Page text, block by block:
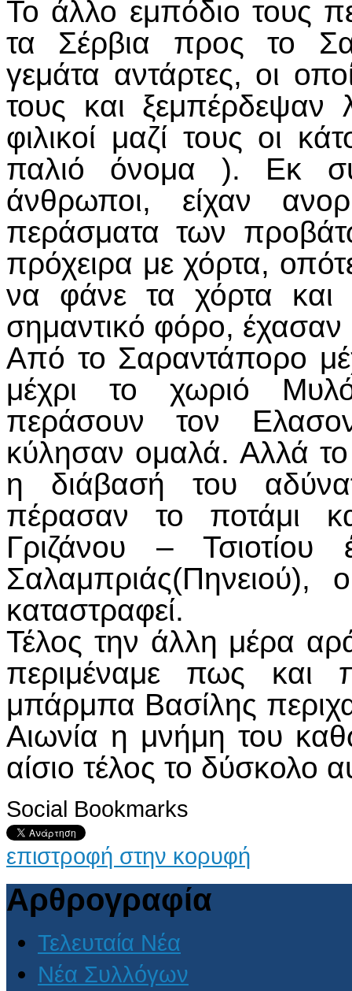
Το άλλο εμπόδιο τους
τα Σέρβια προς το
γεμάτα αντάρτες, οι
τους και
φιλικοί μαζί τους οι
παλιό όνομα ). Εκ
άνθρωποι, είχαν
περάσματα των
πρόχειρα με χόρτα,
να φάνε τα χόρτα και
σημαντικό φόρο,
Από το Σαραντάπορο
μέχρι το χωριό
περάσουν τον
κύλησαν ομαλά. Αλλά το
η διάβασή του
πέρασαν το ποτάμι
Γριζάνου –
Σαλαμπριάς(Πηνειού),
καταστραφεί.
Τέλος την άλλη μέρα
περιμέναμε πως και
μπάρμπα Βασίλης
Αιωνία η μνήμη του
αίσιο τέλος το δύσκολο
Social Bookmarks
επιστροφή στην κορυφή
Αρθρογραφία
Τελευταία Νέα
Νέα Συλλόγων